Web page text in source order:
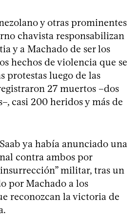
y otras prominentes
chavista responsabilizan
y a Machado de ser los
hechos de violencia que se
protestas luego de las
27 muertos –dos
casi 200 heridos y más de
ya había anunciado una
contra ambos por
militar, tras un
por Machado a los
reconozcan la victoria de